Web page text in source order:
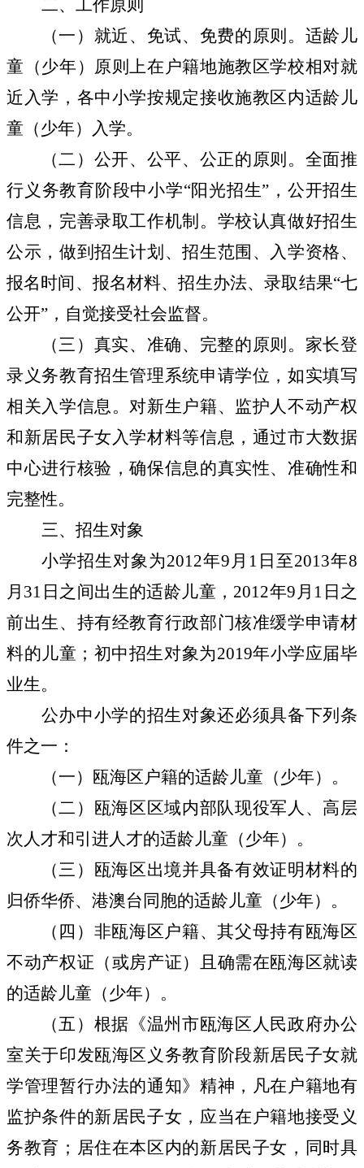
二、工作原则
（一）就近、免试、免费的原则。 适龄儿
童（少年）原则上在户籍地施教区学校相对就
近入学，各中小学按规定接收施教区内适龄儿
童（少年）入学。
（二）公开、公平、公正的原则。 全面推
行义务教育阶段中小学“阳光招生” ，公开招生
信息，完善录取工作机制。学校认真做好招生
公示，做到招生计划、招生范围、入学资格、
报名时间、报名材料、招生办法、录取结果“七
公开” ，自觉接受社会监督。
（三）真实、准确、完整的原则。 家长登
录义务教育招生管理系统申请学位，如实填写
相关入学信息。对新生户籍、监护人不动产权
和新居民子女入学材料等信息，通过市大数据
中心进行核验，确保信息的真实性、准确性和
完整性。
三、招生对象
小学招生对象为2012年9 月 1 日至2013年8
月 31 日之间出生的适龄儿童， 2012年9 月 1 日之
前出生、持有经教育行政部门核准缓学申请材
料的儿童；初中招生对象为2019年小学应届毕
业生。
公办中小学的招生对象还必须具备下列条
件之一：
（一）瓯海区户籍的适龄儿童（少年）。
（二）瓯海区区域内部队现役军人、高层
次人才和引进人才的适龄儿童（少年）。
（三）瓯海区出境并具备有效证明材料的
归侨华侨、港澳台同胞的适龄儿童（少年）。
（四）非瓯海区户籍、其父母持有瓯海区
不动产权证（或房产证）且确需在瓯海区就读
的适龄儿童（少年）。
（五）根据《温州市瓯海区人民政府办公
室关于印发瓯海区义务教育阶段新居民子女就
学管理暂行办法的通知》精神，凡在户籍地有
监护条件的新居民子女，应当在户籍地接受义
务教育；居住在本区内的新居民子女，同时具